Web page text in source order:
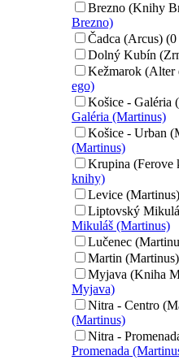
Brezno (Knihy
Brezno)
Čadca (Arcus)
Dolný Kubín
Kežmarok (Alter
ego)
Košice - Galéria
Galéria (Martinus)
Košice - Urban
(Martinus)
Krupina (Ferove
knihy)
Levice
Liptovský
Mikuláš (Martinus)
Lučenec
Martin
Myjava (Kniha
Myjava)
Nitra - Centro
(Martinus)
Nitra -
Promenada